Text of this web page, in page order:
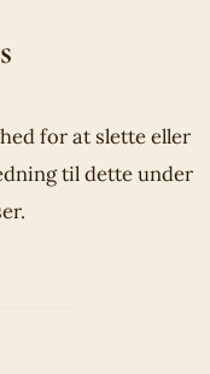
for at slette eller
til dette under